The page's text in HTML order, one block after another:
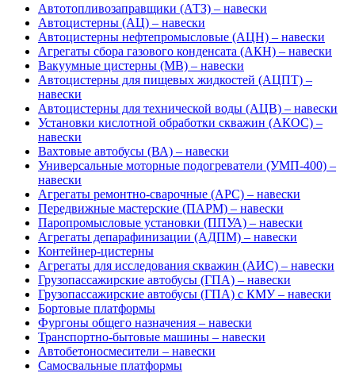
Автотопливозаправщики (АТЗ) – навески
Автоцистерны (АЦ) – навески
Автоцистерны нефтепромысловые (АЦН) – навески
Агрегаты сбора газового конденсата (АКН) – навески
Вакуумные цистерны (МВ) – навески
Автоцистерны для пищевых жидкостей (АЦПТ) –
навески
Автоцистерны для технической воды (АЦВ) – навески
Установки кислотной обработки скважин (АКОС) –
навески
Вахтовые автобусы (ВА) – навески
Универсальные моторные подогреватели (УМП-400) –
навески
Агрегаты ремонтно-сварочные (АРС) – навески
Передвижные мастерские (ПАРМ) – навески
Паропромысловые установки (ППУА) – навески
Агрегаты депарафинизации (АДПМ) – навески
Контейнер-цистерны
Агрегаты для исследования скважин (АИС) – навески
Грузопассажирские автобусы (ГПА) – навески
Грузопассажирские автобусы (ГПА) с КМУ – навески
Бортовые платформы
Фургоны общего назначения – навески
Транспортно-бытовые машины – навески
Автобетоносмесители – навески
Самосвальные платформы